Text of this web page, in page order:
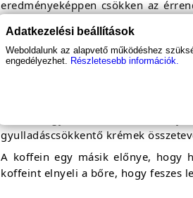
eredményeképpen csökken az
Koffein
A koffein harcok a szabad
A koffein gyulladáscsökkentő
gyulladáscsökkentő krémek
A koffein egy másik előnye, hogy
koffeint elnyeli a bőre, hogy feszes
Adatkezelési beállítások
Weboldalunk az alapvető működéshez
engedélyezhet. Részletesebb információk.